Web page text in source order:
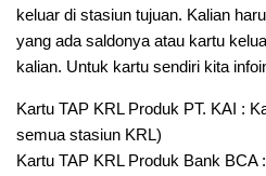
keluar di stasiun tujuan. Kalian
yang ada saldonya atau kartu
kalian. Untuk kartu sendiri kita
Kartu TAP KRL Produk PT. KAI :
semua stasiun KRL)
Kartu TAP KRL Produk Bank BCA